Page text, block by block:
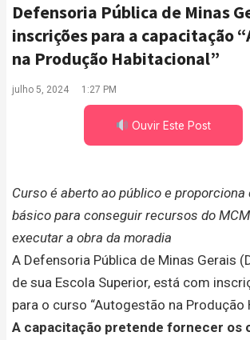
Defensoria Pública de Minas
inscrições para a capacitação
na Produção Habitacional”
julho 5, 2024 1:27 PM
Ouvir Este Post
Curso é aberto ao público e
básico para conseguir recursos do
executar a obra da moradia
A Defensoria Pública de Minas Gerais
de sua Escola Superior, está com
para o curso “Autogestão na Produção
A capacitação pretende fornecer os